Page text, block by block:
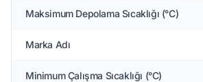
Maksimum Depolama Sıcaklığı (°C)
Marka Adı
Minimum Çalışma Sıcaklığı (°C)